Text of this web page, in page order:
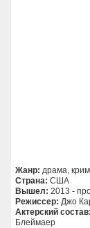
Жанр: драма,
Страна: США
Вышел: 2013 -
Режиссер: Джо
Актерский состав:
Блеймаер